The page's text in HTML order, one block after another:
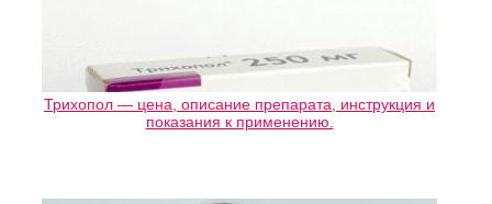
Трихопол — цена, описание препарата, инструкция и
показания к применению.